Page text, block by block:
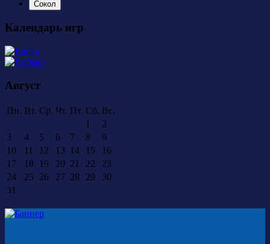
Сокол
Календарь игр
Август
Пн. Вт. Ср. Чт. Пт. Сб. Вс.
1
2
3
4 5 6 7 8
9
10
11 12 13 14 15
16
17
18 19 20 21 22
23
24
25 26 27 28 29
30
31